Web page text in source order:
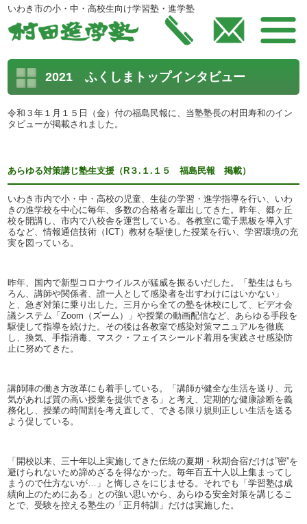
いわき市の小・中・高校生向け学習塾・進学塾
2021 ふくしまトップインタビュー
令和３年１月１５日（金）付の福島民報に、当塾塾長の村田寿和のイン
タビューが掲載されました。
あらゆる対策講じ塾生支援（R３.１.１５ 福島民報 掲載）
いわき市内で小・中・高校の児童、生徒の学習・進学指導を行い、いわ
きの進学校を中心に毎年、多数の合格者を輩出してきた。昨年、郷ヶ丘
校を開講し、市内で八校舎を運営している。各教室に電子黒板を導入す
るなど、情報通信技術（ICT）教材を駆使した授業を行い、学習環境の充
実を図っている。
昨年、国内で新型コロナウイルスが猛威を振るいだした。「塾生はもち
ろん、講師や関係者、誰一人として感染者を出すわけにはいかない」
と、急ぎ対策に乗り出した。三月から全ての塾を休校にして、ビデオ会
議システム「Zoom（ズーム）」や授業の動画配信など、あらゆる手段を
駆使して指導を続けた。その後は各教室で感染対策マニュアルを徹底
し、換気、手指消毒、マスク・フェイスシールド着用を実践させ感染防
止に努めてきた。
講師陣の働き方改革にも着手している。「講師が健全な生活を送り、元
気があれば質の高い授業を提供できる」と考え、定期的な健康診断を義
務化し、授業の時間割を考え直して、できる限り規則正しい生活を送る
よう促している。
「開校以来、三十年以上実施してきた伝統の夏期・秋期合宿だけは”密”を
避けられないため諦めざるを得なかった。毎年百五十人以上集まってし
まうので仕方ないが…」と悔しさをにじませる。それでも「学習塾は成
績向上のためにある」との強い思いから、あらゆる安全対策を講じるこ
とで、受験を控える塾生の「正月特訓」だけは実施した。